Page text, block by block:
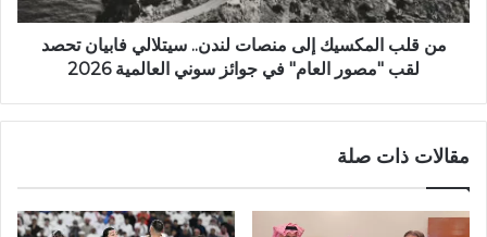
من قلب المكسيك إلى منصات لندن.. سيتلالي فابيان تحصد
لقب "مصور العام" في جوائز سوني العالمية 2026
مقالات ذات صلة